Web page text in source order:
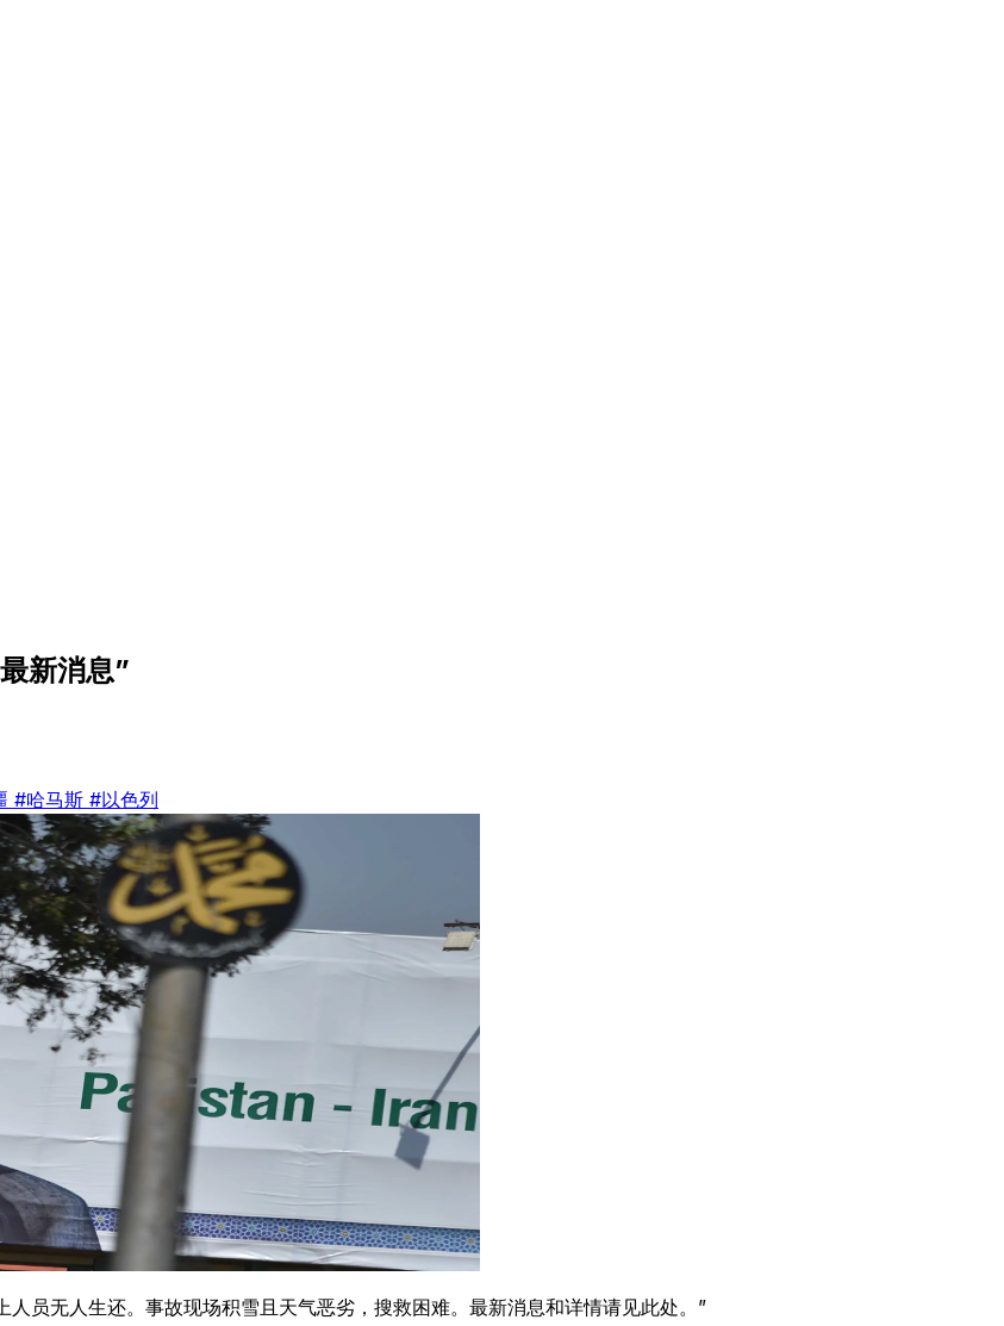
新消息”
#哈马斯 #以色列
员无人生还。事故现场积雪且天气恶劣，搜救困难。最新消息和详情请见此处。”